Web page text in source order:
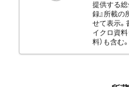
提供する総
録』所載の
せて表示。
イクロ資
料）も含む。